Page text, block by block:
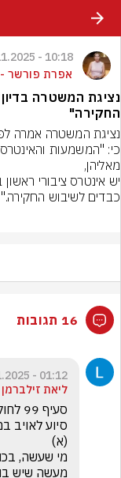
10:18 - 03.11.2025
אפרת פורשר
נציגת המשטרה
החקירה"
כבדים לשיבוש החקירה."
16 תגובות
01:12 - 04.11.2025
ליאת זילברמן